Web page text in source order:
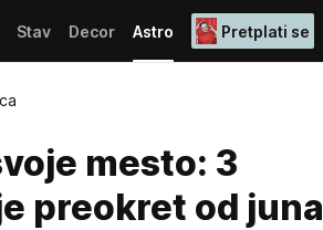
Stav Decor Astro Pretplati se
mesto: 3
preokret od juna